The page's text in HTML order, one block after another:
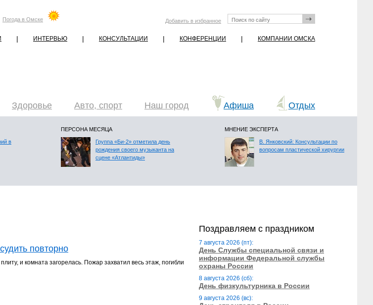
Погода в Омске Добавить в избранное
| ИНТЕРВЬЮ | КОНСУЛЬТАЦИИ | КОНФЕРЕНЦИИ | КОМПАНИИ ОМСКА
Здоровье Авто, спорт Наш город Афиша Отдых
в
ПЕРСОНА МЕСЯЦА
Группа «Би-2» отметила день
рождения своего музыканта на
сцене «Атлантиды»
МНЕНИЕ ЭКСПЕРТА
В. Янковский: Консультации по
вопросам пластической хирургии
повторно
и комната загорелась. Пожар захватил весь этаж, погибли
Поздравляем с праздником
7 августа 2026 (пт):
День Службы специальной связи и
информации Федеральной службы
охраны России
8 августа 2026 (сб):
День физкультурника в России
9 августа 2026 (вс):